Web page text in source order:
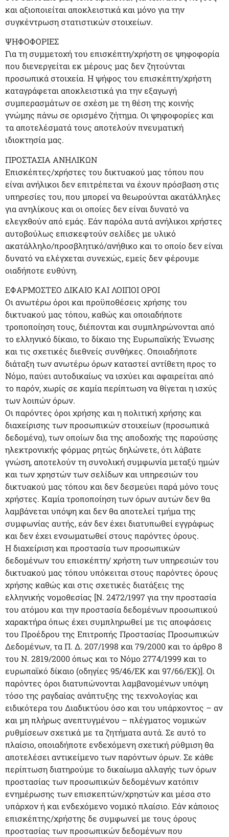
και αξιοποιείται αποκλειστικά και μόνο για την
συγκέντρωση στατιστικών στοιχείων.
ΨΗΦΟΦΟΡΙΕΣ
Για τη συμμετοχή του επισκέπτη/χρήστη σε ψηφοφορία
που διενεργείται εκ μέρους μας δεν ζητούνται
προσωπικά στοιχεία. Η ψήφος του επισκέπτη/χρήστη
καταγράφεται αποκλειστικά για την εξαγωγή
συμπερασμάτων σε σχέση με τη θέση της κοινής
γνώμης πάνω σε ορισμένο ζήτημα. Οι ψηφοφορίες και
τα αποτελέσματά τους αποτελούν πνευματική
ιδιοκτησία μας.
ΠΡΟΣΤΑΣΙΑ ΑΝΗΛΙΚΩΝ
Επισκέπτες/χρήστες του δικτυακού μας τόπου που
είναι ανήλικοι δεν επιτρέπεται να έχουν πρόσβαση στις
υπηρεσίες του, που μπορεί να θεωρούνται ακατάλληλες
για ανηλίκους και οι οποίες δεν είναι δυνατό να
ελεγχθούν από εμάς. Εάν παρόλα αυτά ανήλικοι χρήστες
αυτοβούλως επισκεφτούν σελίδες με υλικό
ακατάλληλο/προσβλητικό/ανήθικο και το οποίο δεν είναι
δυνατό να ελέγχεται συνεχώς, εμείς δεν φέρουμε
οιαδήποτε ευθύνη.
ΕΦΑΡΜΟΣΤΕΟ ΔΙΚΑΙΟ ΚΑΙ ΛΟΙΠΟΙ ΟΡΟΙ
Οι ανωτέρω όροι και προϋποθέσεις χρήσης του
δικτυακού μας τόπου, καθώς και οποιαδήποτε
τροποποίηση τους, διέπονται και συμπληρώνονται από
το ελληνικό δίκαιο, το δίκαιο της Ευρωπαϊκής Ένωσης
και τις σχετικές διεθνείς συνθήκες. Οποιαδήποτε
διάταξη των ανωτέρω όρων καταστεί αντίθετη προς το
Νόμο, παύει αυτοδικαίως να ισχύει και αφαιρείται από
το παρόν, χωρίς σε καμία περίπτωση να θίγεται η ισχύς
των λοιπών όρων.
Οι παρόντες όροι χρήσης και η πολιτική χρήσης και
διαχείρισης των προσωπικών στοιχείων (προσωπικά
δεδομένα), των οποίων δια της αποδοχής της παρούσης
ηλεκτρονικής φόρμας ρητώς δηλώνετε, ότι λάβατε
γνώση, αποτελούν τη συνολική συμφωνία μεταξύ ημών
και των χρηστών των σελίδων και υπηρεσιών του
δικτυακού μας τόπου και δεν δεσμεύει παρά μόνο τους
χρήστες. Καμία τροποποίηση των όρων αυτών δεν θα
λαμβάνεται υπόψη και δεν θα αποτελεί τμήμα της
συμφωνίας αυτής, εάν δεν έχει διατυπωθεί εγγράφως
και δεν έχει ενσωματωθεί στους παρόντες όρους.
Η διαχείριση και προστασία των προσωπικών
δεδομένων του επισκέπτη/ χρήστη των υπηρεσιών του
δικτυακού μας τόπου υπόκειται στους παρόντες όρους
χρήσης καθώς και στις σχετικές διατάξεις της
ελληνικής νομοθεσίας [Ν. 2472/1997 για την προστασία
του ατόμου και την προστασία δεδομένων προσωπικού
χαρακτήρα όπως έχει συμπληρωθεί με τις αποφάσεις
του Προέδρου της Επιτροπής Προστασίας Προσωπικών
Δεδομένων, τα Π. Δ. 207/1998 και 79/2000 και το άρθρο 8
του Ν. 2819/2000 όπως και το Νόμο 2774/1999 και το
ευρωπαϊκό δίκαιο (οδηγίες 95/46/ΕΚ και 97/66/ΕΚ)]. Οι
παρόντες όροι διατυπώνονται λαμβανομένων υπόψη
τόσο της ραγδαίας ανάπτυξης της τεχνολογίας και
ειδικότερα του Διαδικτύου όσο και του υπάρχοντος – αν
και μη πλήρως ανεπτυγμένου – πλέγματος νομικών
ρυθμίσεων σχετικά με τα ζητήματα αυτά. Σε αυτό το
πλαίσιο, οποιαδήποτε ενδεχόμενη σχετική ρύθμιση θα
αποτελέσει αντικείμενο των παρόντων όρων. Σε κάθε
περίπτωση διατηρούμε το δικαίωμα αλλαγής των όρων
προστασίας των προσωπικών δεδομένων κατόπιν
ενημέρωσης των επισκεπτών/χρηστών και μέσα στο
υπάρχον ή και ενδεχόμενο νομικό πλαίσιο. Εάν κάποιος
επισκέπτης/χρήστης δε συμφωνεί με τους όρους
προστασίας των προσωπικών δεδομένων που